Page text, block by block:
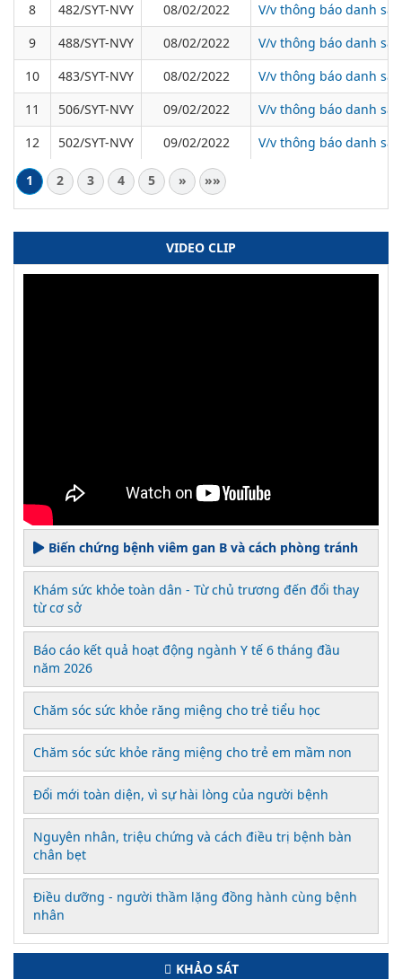
8 482/SYT-NVY 08/02/2022
V/v thông báo danh
9
488/SYT-NVY 08/02/2022
V/v thông báo danh
10
483/SYT-NVY 08/02/2022
V/v thông báo danh
11
506/SYT-NVY 09/02/2022
V/v thông báo danh
12
502/SYT-NVY 09/02/2022 V/v thông báo danh
1 2 3 4 5 » »»
VIDEO CLIP
Biến chứng bệnh viêm gan B và cách phòng tránh
Khám sức khỏe toàn dân - Từ chủ trương đến đổi thay
từ cơ sở
Báo cáo kết quả hoạt động ngành Y tế 6 tháng đầu
năm 2026
Chăm sóc sức khỏe răng miệng cho trẻ tiểu học
Chăm sóc sức khỏe răng miệng cho trẻ em mầm non
Đổi mới toàn diện, vì sự hài lòng của người bệnh
Nguyên nhân, triệu chứng và cách điều trị bệnh bàn
chân bẹt
Điều dưỡng - người thầm lặng đồng hành cùng bệnh
nhân
KHẢO SÁT